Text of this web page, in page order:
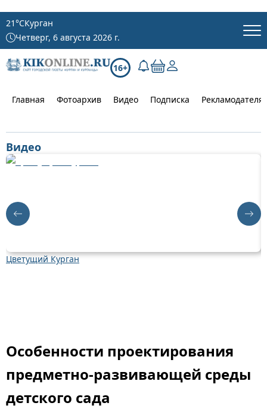
21°CКурган
Четверг, 6 августа 2026 г.
16+
Главная Фотоархив Видео Подписка
Видео
Цветущий Курган
Особенности проектирования
предметно-развивающей среды
детского сада